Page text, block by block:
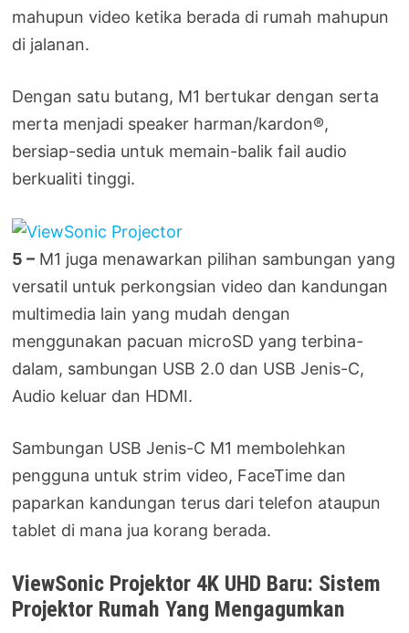
mahupun video ketika berada di rumah mahupun
di jalanan.
Dengan satu butang, M1 bertukar dengan serta
merta menjadi speaker harman/kardon®,
bersiap-sedia untuk memain-balik fail audio
berkualiti tinggi.
5 – M1 juga menawarkan pilihan sambungan yang
versatil untuk perkongsian video dan kandungan
multimedia lain yang mudah dengan
menggunakan pacuan microSD yang terbina-
dalam, sambungan USB 2.0 dan USB Jenis-C,
Audio keluar dan HDMI.
Sambungan USB Jenis-C M1 membolehkan
pengguna untuk strim video, FaceTime dan
paparkan kandungan terus dari telefon ataupun
tablet di mana jua korang berada.
ViewSonic Projektor 4K UHD Baru: Sistem
Projektor Rumah Yang Mengagumkan